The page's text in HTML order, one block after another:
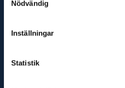
Nödvändig
Inställningar
Statistik
Västsverige.